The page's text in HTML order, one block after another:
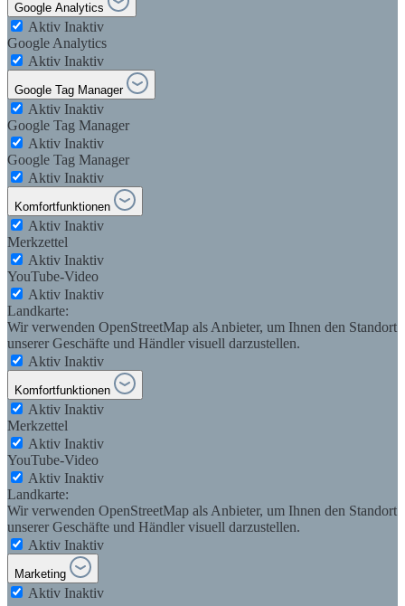
Google Analytics
Aktiv Inaktiv
Google Analytics
Aktiv Inaktiv
Google Tag Manager
Aktiv Inaktiv
Google Tag Manager
Aktiv Inaktiv
Google Tag Manager
Aktiv Inaktiv
Komfortfunktionen
Aktiv Inaktiv
Merkzettel
Aktiv Inaktiv
YouTube-Video
Aktiv Inaktiv
Landkarte:
Wir verwenden OpenStreetMap als Anbieter, um Ihnen den Standort
unserer Geschäfte und Händler visuell darzustellen.
Aktiv Inaktiv
Komfortfunktionen
Aktiv Inaktiv
Merkzettel
Aktiv Inaktiv
YouTube-Video
Aktiv Inaktiv
Landkarte:
Wir verwenden OpenStreetMap als Anbieter, um Ihnen den Standort
unserer Geschäfte und Händler visuell darzustellen.
Aktiv Inaktiv
Marketing
Aktiv Inaktiv